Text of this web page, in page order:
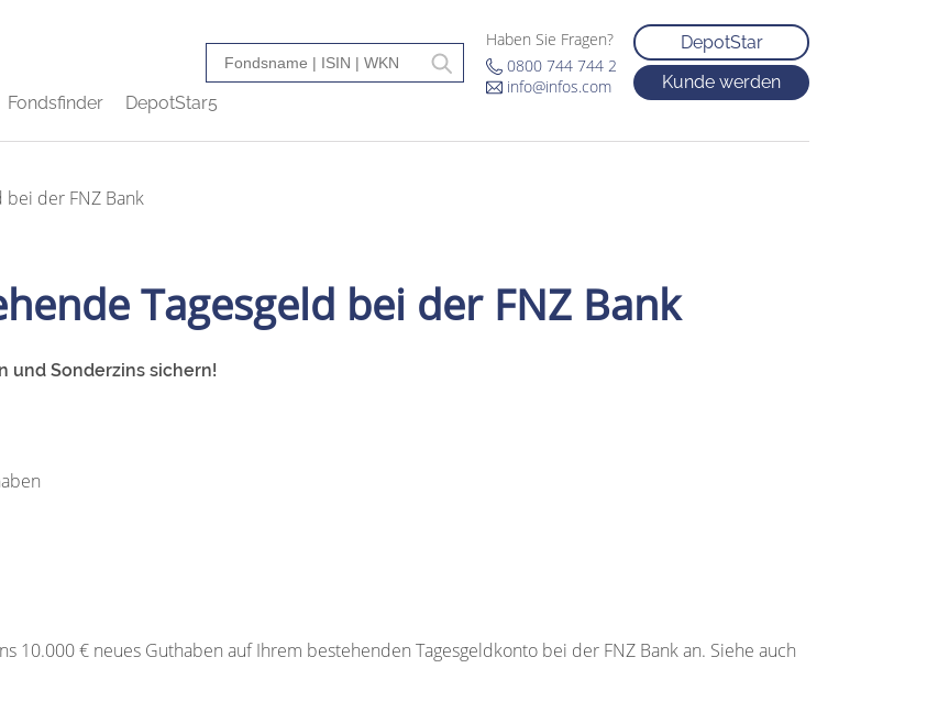
Fondsfinder DepotStar5
Haben Sie Fragen?
0800 744 744 2
info@infos.com
DepotStar
Kunde werden
bei der FNZ Bank
Tagesgeld bei der FNZ Bank
und Sonderzins sichern!
10.000 € neues Guthaben auf Ihrem bestehenden Tagesgeldkonto bei der FNZ Bank an. Siehe auch